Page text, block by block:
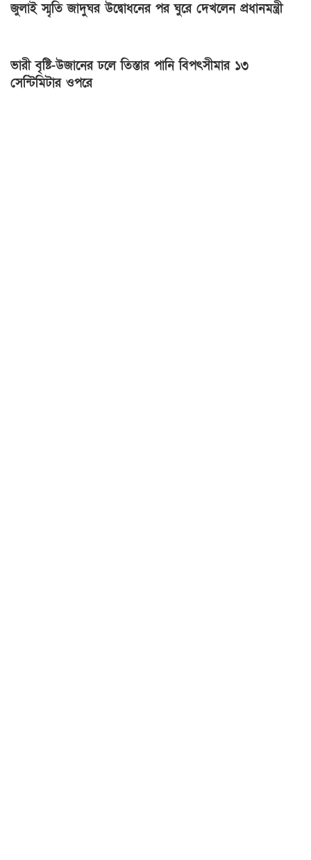
জুলাই স্মৃতি জাদুঘর উদ্বোধনের পর ঘুরে দেখলেন প্রধানমন্ত্রী
ভারী বৃষ্টি-উজানের ঢলে তিস্তার পানি বিপৎসীমার ১৩
সেন্টিমিটার ওপরে